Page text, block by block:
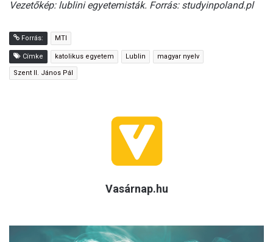
Vezetőkép: lublini egyetemisták. Forrás: studyinpoland.pl
Forrás: MTI
Címke katolikus egyetem Lublin magyar nyelv
Szent II. János Pál
Vasárnap.hu